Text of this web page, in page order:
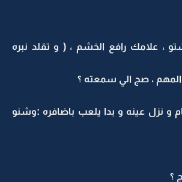
، علامك رافع الخشم ، ( و تقلد نبره
، صج الي سمعته ؟
و نزل عينه و بدا يلعب باضافره :وشنو
؟